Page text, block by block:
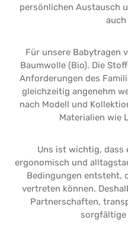
persönlichen Austausch
Für unsere Babytragen
Baumwolle (Bio). Die
Anforderungen des
gleichzeitig angenehm
nach Modell und
Materialien wie
Uns ist wichtig, dass
ergonomisch und
Bedingungen entsteht,
vertreten können.
Partnerschaften,
sorgfältige